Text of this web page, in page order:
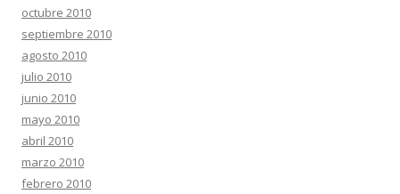
octubre 2010
septiembre 2010
agosto 2010
julio 2010
junio 2010
mayo 2010
abril 2010
marzo 2010
febrero 2010